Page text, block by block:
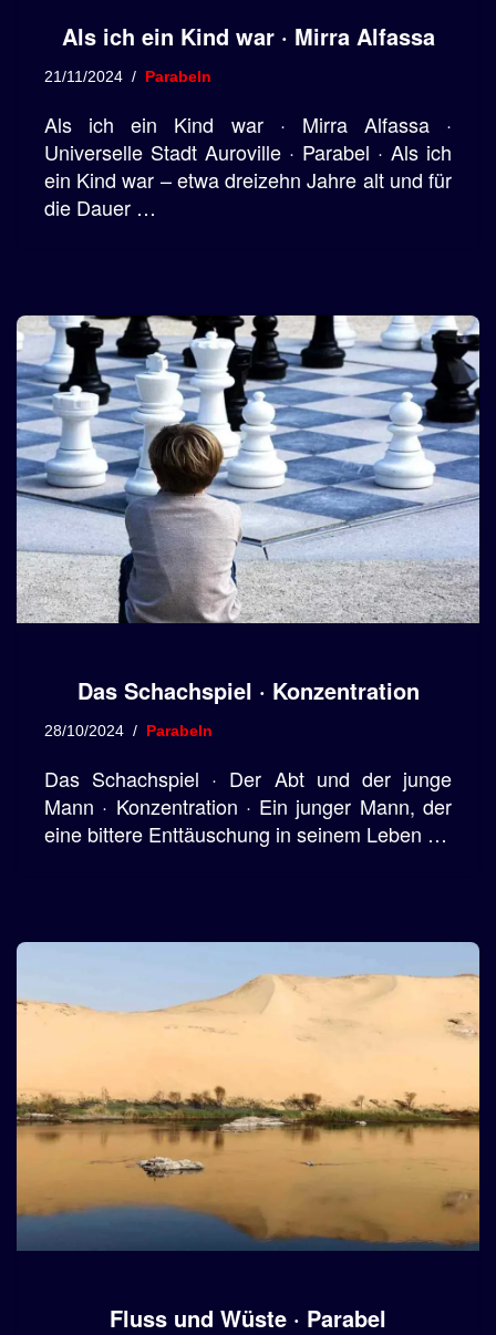
Als ich ein Kind war · Mirra Alfassa
21/11/2024 Parabeln
Als ich ein Kind war · Mirra Alfassa ·
Universelle Stadt Auroville · Parabel · Als ich
ein Kind war – etwa dreizehn Jahre alt und für
die Dauer …
Das Schachspiel · Konzentration
28/10/2024 Parabeln
Das Schachspiel · Der Abt und der junge
Mann · Konzentration · Ein junger Mann, der
eine bittere Enttäuschung in seinem Leben …
Fluss und Wüste · Parabel